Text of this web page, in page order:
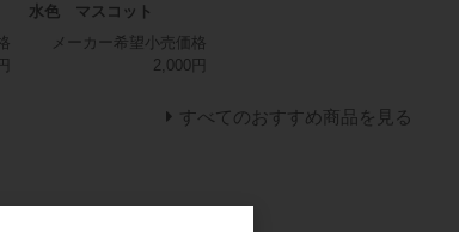
水色 マスコット
メーカー希望小売価格
2,000円
すべてのおすすめ商品を見る